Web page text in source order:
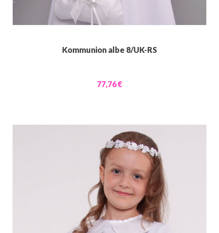
Kommunion albe 8/UK-RS
77,76 €